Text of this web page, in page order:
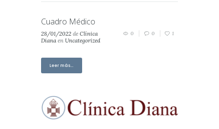
Cuadro Médico
28/01/2022 de Clínica
Diana en Uncategorized
0 0 1
Leer más...